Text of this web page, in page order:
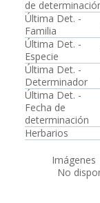
de
Última Det. -
Familia
Última Det. -
Especie
Última Det. -
Determinador
Última Det. -
Fecha de
determinación
Herbarios
Imágenes
No